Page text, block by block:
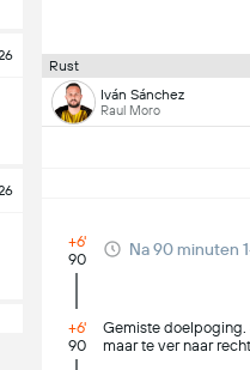
Rust
Iván Sánchez
Raul Moro
+6'
90
Na 90 minuten
+6'
90
Gemiste doelpoging.
maar te ver naar